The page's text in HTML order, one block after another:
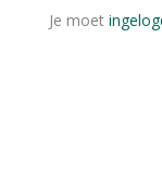
Je moet